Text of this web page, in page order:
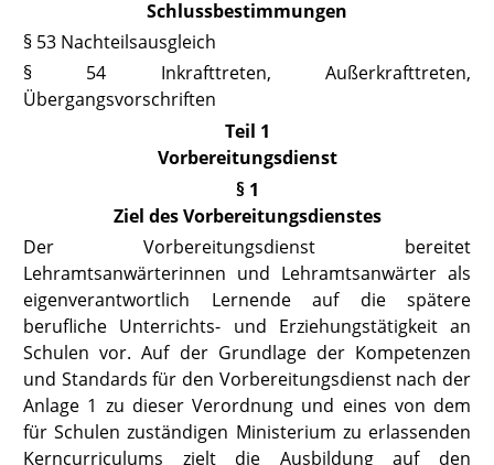
Schlussbestimmungen
§ 53 Nachteilsausgleich
§ 54 Inkrafttreten, Außerkrafttreten,
Übergangsvorschriften
Teil 1
Vorbereitungsdienst
§ 1
Ziel des Vorbereitungsdienstes
Der Vorbereitungsdienst bereitet
Lehramtsanwärterinnen und Lehramtsanwärter als
eigenverantwortlich Lernende auf die spätere
berufliche Unterrichts- und Erziehungstätigkeit an
Schulen vor. Auf der Grundlage der Kompetenzen
und Standards für den Vorbereitungsdienst nach der
Anlage 1 zu dieser Verordnung und eines von dem
für Schulen zuständigen Ministerium zu erlassenden
Kerncurriculums zielt die Ausbildung auf den